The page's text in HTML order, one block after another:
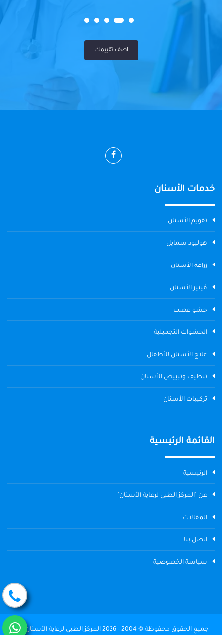
اضف تقييمك
خدمات الأسنان
تقويم الأسنان
هوليود سمايل
زراعة الأسنان
ڤينير الأسنان
حشو عصب
الحشوات التجميلية
علاج الأسنان للأطفال
تنظيف وتبييض الأسنان
تركيبات الأسنان
القائمة الرئيسية
الرئيسية
عن "المركز الطبي لرعاية الأسنان"
المقالات
اتصل بنا
سياسة الخصوصية
جميع الحقوق محفوظة © 2004 - 2026 المركز الطبي لرعاية الأسنان The